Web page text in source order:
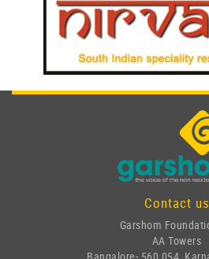
Contact us
Garshom
AA Towers